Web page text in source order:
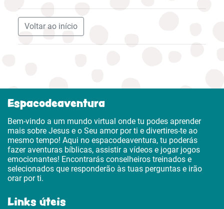
Voltar ao início
Espacodeaventura
Bem-vindo a um mundo virtual onde tu podes aprender
mais sobre Jesus e o Seu amor por ti e divertires-te ao
mesmo tempo! Aqui no espacodeaventura, tu poderás
fazer aventuras bíblicas, assistir a vídeos e jogar jogos
emocionantes! Encontrarás conselheiros treinados e
selecionados que responderão às tuas perguntas e irão
orar por ti.
Links úteis